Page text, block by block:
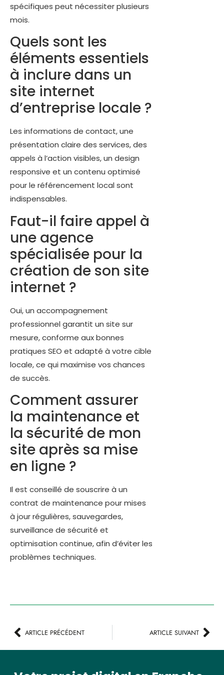
spécifiques peut nécessiter plusieurs
mois.
Quels sont les
éléments essentiels
à inclure dans un
site internet
d’entreprise locale ?
Les informations de contact, une
présentation claire des services, des
appels à l’action visibles, un design
responsive et un contenu optimisé
pour le référencement local sont
indispensables.
Faut-il faire appel à
une agence
spécialisée pour la
création de son site
internet ?
Oui, un accompagnement
professionnel garantit un site sur
mesure, conforme aux bonnes
pratiques SEO et adapté à votre cible
locale, ce qui maximise vos chances
de succès.
Comment assurer
la maintenance et
la sécurité de mon
site après sa mise
en ligne ?
Il est conseillé de souscrire à un
contrat de maintenance pour mises
à jour régulières, sauvegardes,
surveillance de sécurité et
optimisation continue, afin d’éviter les
problèmes techniques.
ARTICLE PRÉCÉDENT ARTICLE SUIVANT